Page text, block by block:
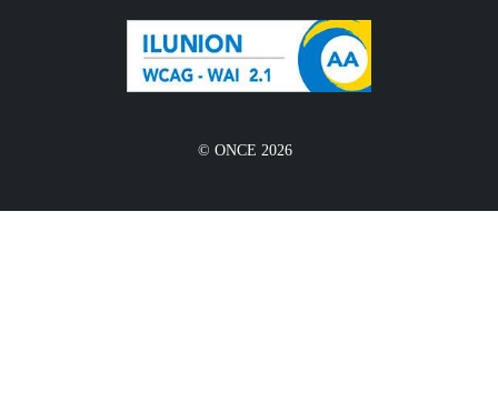
© ONCE 2026